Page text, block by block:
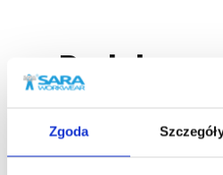
Zgoda
Podobne